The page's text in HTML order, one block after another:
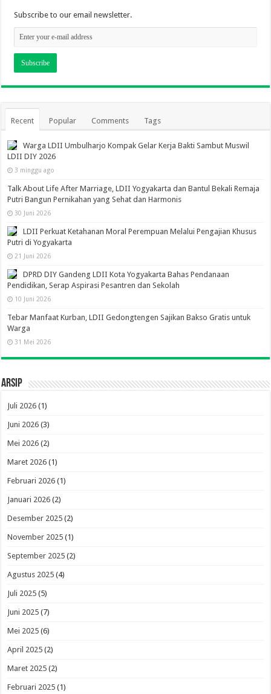
Subscribe to our email newsletter.
Recent Popular Comments Tags
Warga LDII Umbulharjo Kompak Gelar Kerja Bakti Sambut Muswil
LDII DIY 2026
3 minggu ago
Talk About Life After Marriage, LDII Yogyakarta dan Bantul Bekali Remaja
Putri Bangun Pernikahan yang Sehat dan Harmonis
30 Juni 2026
LDII Perkuat Ketahanan Moral Perempuan Melalui Pengajian Khusus
Putri di Yogyakarta
21 Juni 2026
DPRD DIY Gandeng LDII Kota Yogyakarta Bahas Pendanaan
Pendidikan, Serap Aspirasi Pesantren dan Sekolah
10 Juni 2026
Tebar Manfaat Kurban, LDII Gedongtengen Sajikan Bakso Gratis untuk
Warga
31 Mei 2026
Arsip
Juli 2026 (1)
Juni 2026 (3)
Mei 2026 (2)
Maret 2026 (1)
Februari 2026 (1)
Januari 2026 (2)
Desember 2025 (2)
November 2025 (1)
September 2025 (2)
Agustus 2025 (4)
Juli 2025 (5)
Juni 2025 (7)
Mei 2025 (6)
April 2025 (2)
Maret 2025 (2)
Februari 2025 (1)